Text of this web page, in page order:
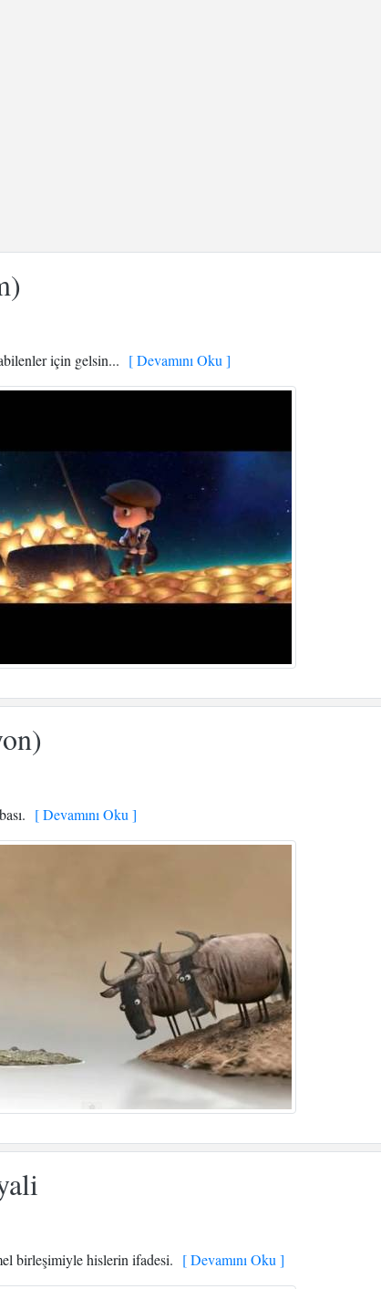
için gelsin... [ Devamını Oku ]
[ Devamını Oku ]
birleşimiyle hislerin ifadesi. [ Devamını Oku ]